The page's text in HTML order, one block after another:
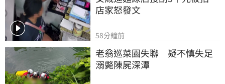
店家怒發文
58分鐘前
老翁巡菜園失聯　疑不慎失足
溺斃陳屍深潭